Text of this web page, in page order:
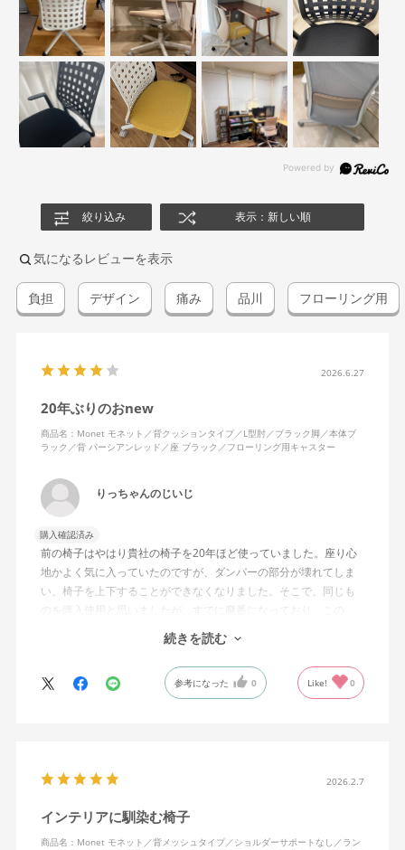
絞り込み 表示：新しい順
気になるレビューを表示
負担 デザイン 痛み 品川 フローリング用
2026.6.27
20年ぶりのおnew
商品名：Monet モネット／背クッションタイプ／L型肘／ブラック脚／本体ブ
ラック／背 パーシアンレッド／座 ブラック／フローリング用キャスター
りっちゃんのじいじ
購入確認済み
前の椅子はやはり貴社の椅子を20年ほど使っていました。座り心
地かよく気に入っていたのですが、ダンパーの部分が壊れてしま
い、椅子を上下することができなくなりました。そこで、同じも
のを購入使用と思いましたが、すでに廃番になっており、この
MonEtを購入しました。やや固めの椅子ですが、使っているうち
になじんでくるのではと思っています。フローリング床で使って
いますが、ややキャスターがよく動きすぎるのが難点でしょう
か。
続きを読む
参考になった 0 Like! 0
2026.2.7
インテリアに馴染む椅子
商品名：Monet モネット／背メッシュタイプ／ショルダーサポートなし／ラン